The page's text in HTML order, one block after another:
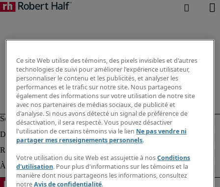
Ce site Web utilise des témoins, des pixels invisibles et d'autres
technologies de suivi pour améliorer l'expérience utilisateur,
personnaliser le contenu et les publicités, et analyser les
performances et le trafic sur notre site. Nous partageons
également des informations sur votre utilisation de notre site
avec nos partenaires de médias sociaux, de publicité et
d'analyse. Si nous avons détecté un signal de préférence de
désactivation, il sera respecté. Vous pouvez désactiver
l'utilisation de certains témoins via le lien Ne pas vendre ni
partager mes renseignements personnels.
Votre utilisation du site Web est assujettie à nosConditions
d'utilisation. Pour plus d'informations sur les témoins et la
manière dont nous partageons les informations, consultez
notreAvis de confidentialité.